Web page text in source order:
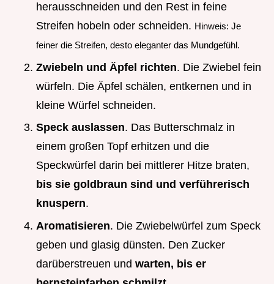
herausschneiden und den Rest in feine
Streifen hobeln oder schneiden. Hinweis: Je
feiner die Streifen, desto eleganter das Mundgefühl.
Zwiebeln und Äpfel richten. Die Zwiebel fein
würfeln. Die Äpfel schälen, entkernen und in
kleine Würfel schneiden.
Speck auslassen. Das Butterschmalz in
einem großen Topf erhitzen und die
Speckwürfel darin bei mittlerer Hitze braten,
bis sie goldbraun sind und verführerisch
knuspern.
Aromatisieren. Die Zwiebelwürfel zum Speck
geben und glasig dünsten. Den Zucker
darüberstreuen und warten, bis er